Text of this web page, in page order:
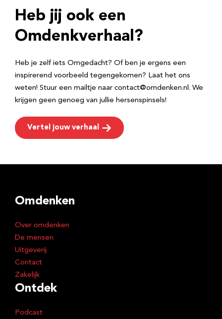
r
e
Heb jij ook een
Omdenkverhaal?
Heb je zelf iets Omgedacht? Of ben je ergens een
inspirerend voorbeeld tegengekomen? Laat het ons
weten! Stuur een mailtje naar contact@omdenken.nl. We
krijgen geen genoeg van jullie hersenspinsels!
Vertel jouw verhaal
Omdenken
Over omdenken
De mensen
Uitgeverij
Contact
Zakelijk
Ontdek
Podcast